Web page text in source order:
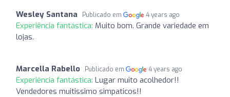
Wesley Santana Publicado em 4 years ago
Experiência fantástica: Muito bom. Grande variedade em
lojas.
Marcella Rabello Publicado em 4 years ago
Experiência fantástica: Lugar muito acolhedor!!
Vendedores muitissimo simpaticos!!